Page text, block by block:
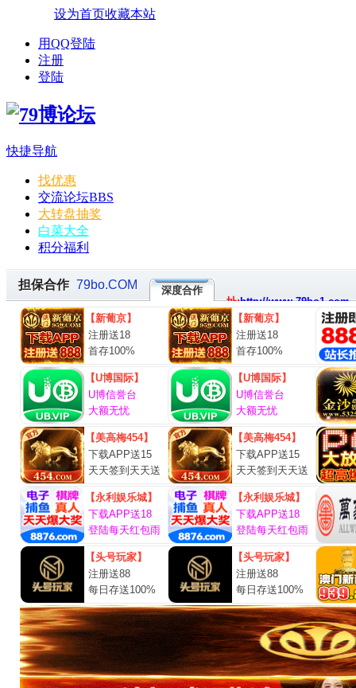
设为首页收藏本站
用QQ登陆
注册
登陆
快捷导航
找优惠
交流论坛BBS
大转盘抽奖
白菜大全
积分福利